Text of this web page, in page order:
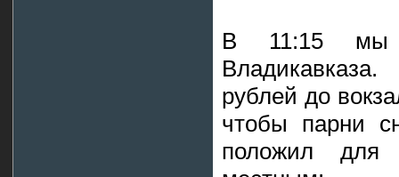
В 11:15 мы
рублей до
чтобы парни
положил